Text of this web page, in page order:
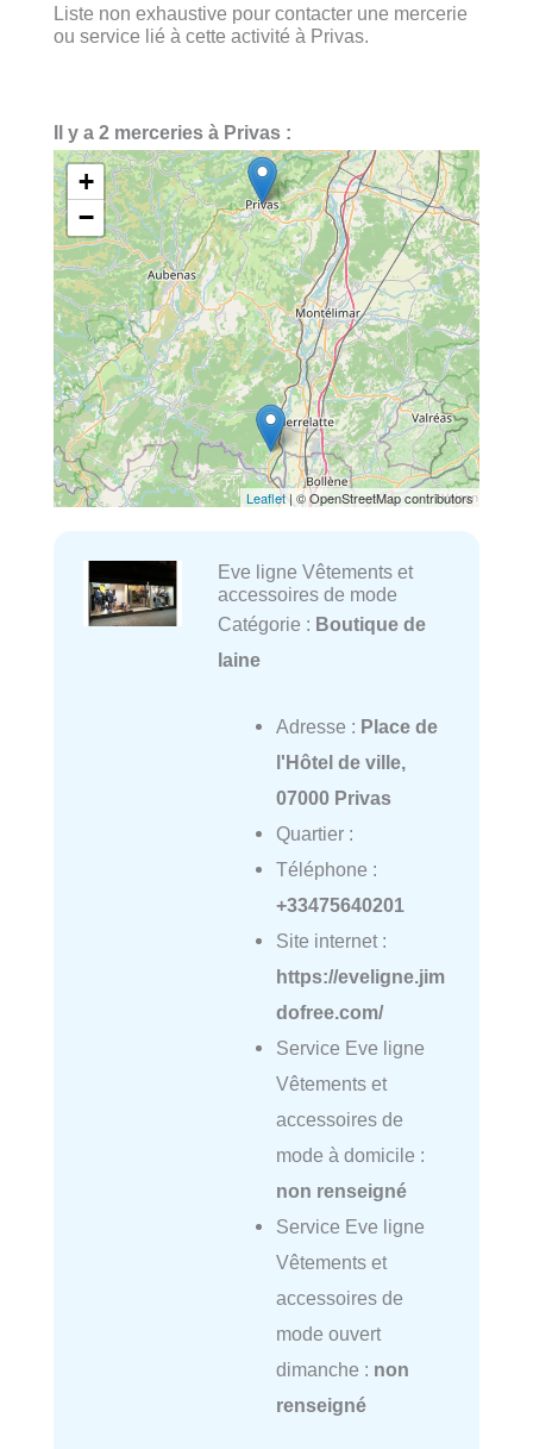
Liste non exhaustive pour contacter une mercerie
ou service lié à cette activité à Privas.
Il y a 2 merceries à Privas :
+
−
Leaflet| © OpenStreetMap contributors
Eve ligne Vêtements et
accessoires de mode
Catégorie : Boutique de
laine
Adresse : Place de
l'Hôtel de ville,
07000 Privas
Quartier :
Téléphone :
+33475640201
Site internet :
https://eveligne.jim
dofree.com/
Service Eve ligne
Vêtements et
accessoires de
mode à domicile :
non renseigné
Service Eve ligne
Vêtements et
accessoires de
mode ouvert
dimanche : non
renseigné